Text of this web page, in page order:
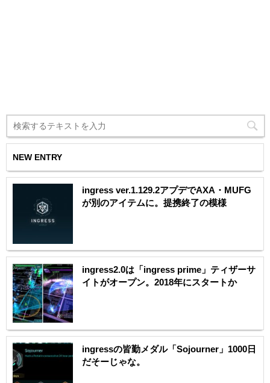
NEW ENTRY
ingress ver.1.129.2アプデでAXA・MUFG
が別のアイテムに。提携終了の模様
ingress2.0は「ingress prime」ティザーサ
イトがオープン。2018年にスタートか
ingressの皆勤メダル「Sojourner」1000日
だそーじゃな。